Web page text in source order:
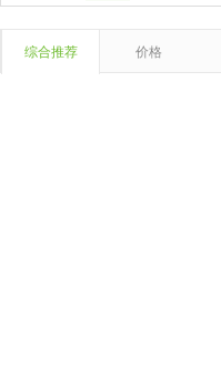
综合推荐 价格